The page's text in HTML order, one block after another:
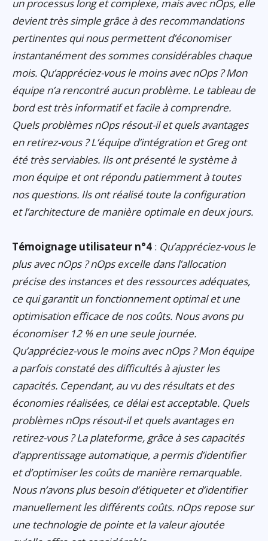
un processus long et complexe, mais avec nOps, elle
devient très simple grâce à des recommandations
pertinentes qui nous permettent d’économiser
instantanément des sommes considérables chaque
mois. Qu’appréciez-vous le moins avec nOps ? Mon
équipe n’a rencontré aucun problème. Le tableau de
bord est très informatif et facile à comprendre.
Quels problèmes nOps résout-il et quels avantages
en retirez-vous ? L’équipe d’intégration et Greg ont
été très serviables. Ils ont présenté le système à
mon équipe et ont répondu patiemment à toutes
nos questions. Ils ont réalisé toute la configuration
et l’architecture de manière optimale en deux jours.
Témoignage utilisateur n°4 : Qu’appréciez-vous le
plus avec nOps ? nOps excelle dans l’allocation
précise des instances et des ressources adéquates,
ce qui garantit un fonctionnement optimal et une
optimisation efficace de nos coûts. Nous avons pu
économiser 12 % en une seule journée.
Qu’appréciez-vous le moins avec nOps ? Mon équipe
a parfois constaté des difficultés à ajuster les
capacités. Cependant, au vu des résultats et des
économies réalisées, ce délai est acceptable. Quels
problèmes nOps résout-il et quels avantages en
retirez-vous ? La plateforme, grâce à ses capacités
d’apprentissage automatique, a permis d’identifier
et d’optimiser les coûts de manière remarquable.
Nous n’avons plus besoin d’étiqueter et d’identifier
manuellement les différents coûts. nOps repose sur
une technologie de pointe et la valeur ajoutée